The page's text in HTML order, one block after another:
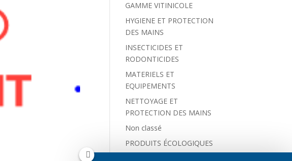
GAMME VITINICOLE
HYGIENE ET PROTECTION
DES MAINS
INSECTICIDES ET
RODONTICIDES
MATERIELS ET
EQUIPEMENTS
NETTOYAGE ET
PROTECTION DES MAINS
Non classé
PRODUITS ÉCOLOGIQUES